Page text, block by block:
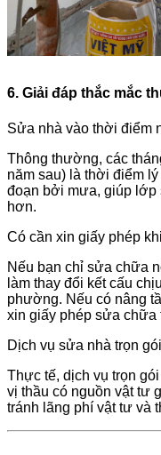
6. Giải đáp thắc mắc
Sửa nhà vào thời điểm
Thông thường, các
năm sau) là thời điểm
đoạn bởi mưa, giúp lớp
hơn.
Có cần xin giấy phép
Nếu bạn chỉ sửa chữa
làm thay đổi kết cấu
phường. Nếu có nâng
xin giấy phép sửa chữa
Dịch vụ sửa nhà trọn
Thực tế, dịch vụ trọn
vị thầu có nguồn vật tư
tránh lãng phí vật tư và